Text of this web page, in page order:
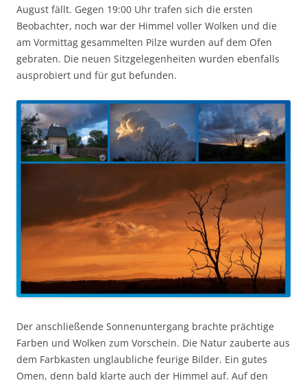
August fällt. Gegen 19:00 Uhr trafen sich die ersten
Beobachter, noch war der Himmel voller Wolken und die
am Vormittag gesammelten Pilze wurden auf dem Ofen
gebraten. Die neuen Sitzgelegenheiten wurden ebenfalls
ausprobiert und für gut befunden.
Der anschließende Sonnenuntergang brachte prächtige
Farben und Wolken zum Vorschein. Die Natur zauberte aus
dem Farbkasten unglaubliche feurige Bilder. Ein gutes
Omen, denn bald klarte auch der Himmel auf. Auf den